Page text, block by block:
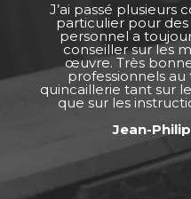
J’ai passé plusieurs
particulier pour
personnel a
conseiller sur les
œuvre. Très
professionnels
quincaillerie tant sur
que sur les
Jean-